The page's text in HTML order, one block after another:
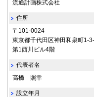
流通計画株式会社
住所
〒101-0024
東京都千代田区神田和泉町1-
第1西川ビル4階
代表者名
高橋 照幸
設立年月